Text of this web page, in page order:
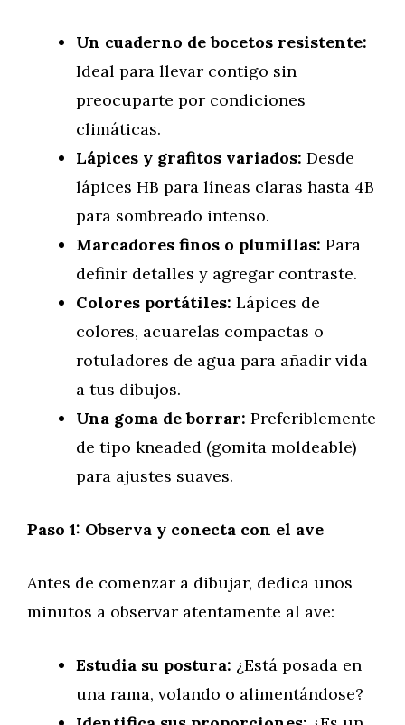
Un cuaderno de bocetos resistente:
Ideal para llevar contigo sin
preocuparte por condiciones
climáticas.
Lápices y grafitos variados: Desde
lápices HB para líneas claras hasta 4B
para sombreado intenso.
Marcadores finos o plumillas: Para
definir detalles y agregar contraste.
Colores portátiles: Lápices de
colores, acuarelas compactas o
rotuladores de agua para añadir vida
a tus dibujos.
Una goma de borrar: Preferiblemente
de tipo kneaded (gomita moldeable)
para ajustes suaves.
Paso 1: Observa y conecta con el ave
Antes de comenzar a dibujar, dedica unos
minutos a observar atentamente al ave:
Estudia su postura: ¿Está posada en
una rama, volando o alimentándose?